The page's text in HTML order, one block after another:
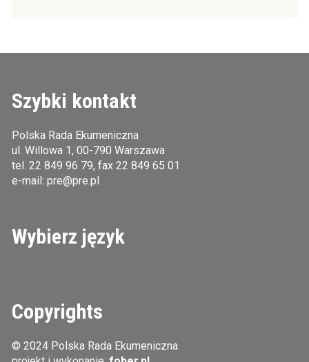
Szybki kontakt
Polska Rada Ekumeniczna
ul. Willowa 1, 00-790 Warszawa
tel. 22 849 96 79, fax 22 849 65 01
e-mail: pre@pre.pl
Wybierz język
Copyrights
© 2024 Polska Rada Ekumeniczna